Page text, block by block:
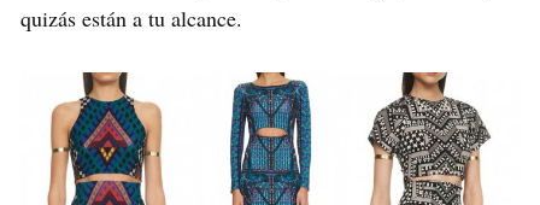
quizás están a tu alcance.